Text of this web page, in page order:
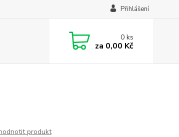
Přihlášení
0ks
za 0,00 Kč
produkt